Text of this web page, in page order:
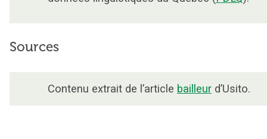
Sources
Contenu extrait de l’article bailleur d’Usito.